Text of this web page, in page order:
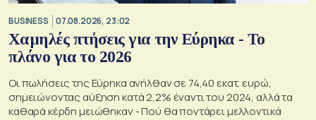
BUSINESS 07.08.2026, 23:02
Χαμηλές πτήσεις για την Εύρηκα - Το
πλάνο για το 2026
Οι πωλήσεις της Εύρηκα ανήλθαν σε 74,40 εκατ. ευρώ,
σημειώνοντας αύξηση κατά 2,2% έναντι του 2024, αλλά τα
καθαρά κέρδη μειώθηκαν - Πού θα ποντάρει μελλοντικά